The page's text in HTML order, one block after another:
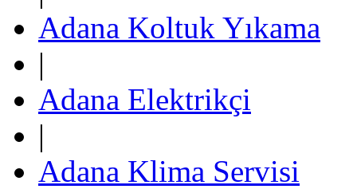
Adana Koltuk Yıkama
|
Adana Elektrikçi
|
Adana Klima Servisi